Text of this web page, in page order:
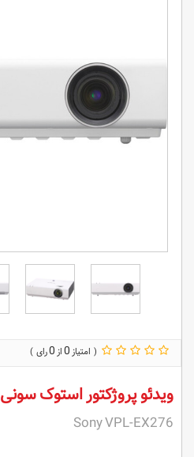
0
0
ویدئو پروژکتور استوک سونی Sony VPL-EX276
Sony VPL-EX276